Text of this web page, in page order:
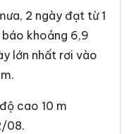
Tẻh
Tẻh 3
Wil
2 ngày đạt từ 1
khoảng 6,9
lớn nhất rơi vào
cao 10 m
08.